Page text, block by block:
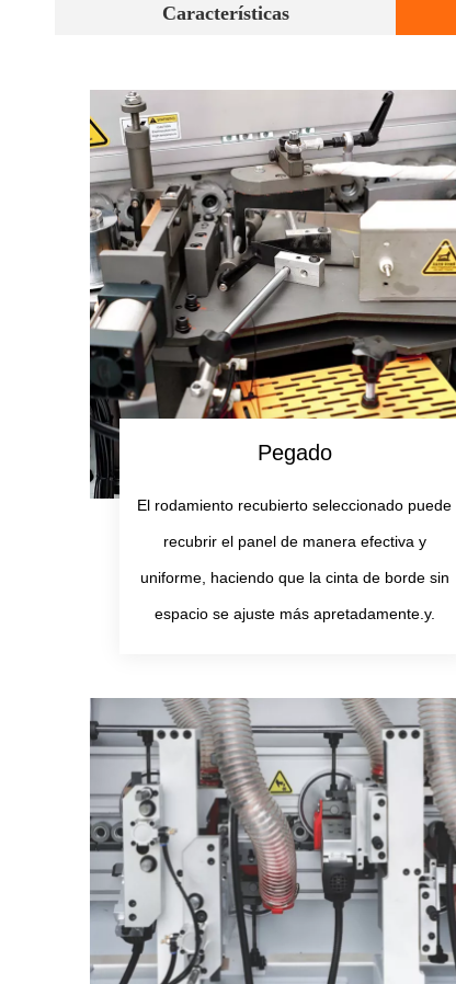
Características
Pegado
El rodamiento recubierto seleccionado puede
recubrir el panel de manera efectiva y
uniforme, haciendo que la cinta de borde sin
espacio se ajuste más apretadamente. y.